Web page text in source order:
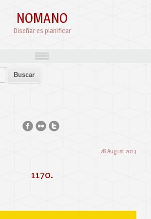
NOMANO
Diseñar es planificar
28 August 2013
1170.